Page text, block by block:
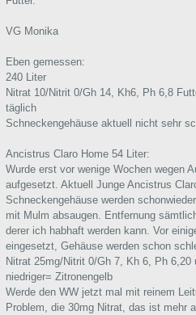
VG Monika
Eben gemessen:
240 Liter
Nitrat 10/Nitrit 0/Gh 14, Kh6, Ph 6,8
täglich
Schneckengehäuse aktuell nicht sehr
Ancistrus Claro Home 54 Liter:
Wurde erst vor wenige Wochen wegen
aufgesetzt. Aktuell Junge Ancistrus
Schneckengehäuse werden
mit Mulm absaugen. Entfernung
derer ich habhaft werden kann. Vor
eingesetzt, Gehäuse werden schon
Nitrat 25mg/Nitrit 0/Gh 7, Kh 6, Ph
niedriger= Zitronengelb
Werde den WW jetzt mal mit reinem
Problem, die 30mg Nitrat, das ist mehr